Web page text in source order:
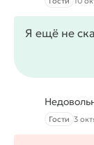
Я ещё не
Гости 3